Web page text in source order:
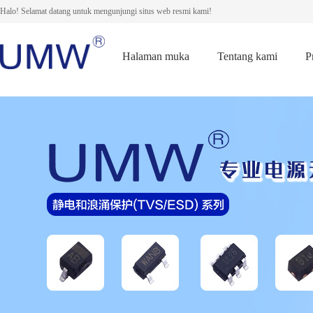
Halo! Selamat datang untuk mengunjungi situs web resmi kami!
Halaman muka Tentang kami